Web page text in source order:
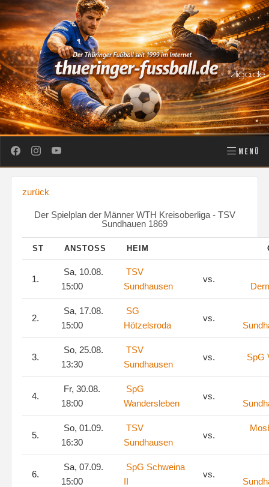
MENÜ
zurück
Der Spielplan der Männer WTH Kreisoberliga - TSV
Sundhauen 1869
ST ANSTOSS HEIM
1.
Sa, 10.08.
15:00
TSV
Sundhausen
vs.
2.
Sa, 17.08.
15:00
SG
Hötzelsroda
vs.
3.
So, 25.08.
13:30
TSV
Sundhausen
vs. SpG
4.
Fr, 30.08.
18:00
SpG
Wandersleben
vs.
5.
So, 01.09.
16:30
TSV
Sundhausen
vs.
6.
Sa, 07.09.
15:00
SpG Schweina
II
vs.